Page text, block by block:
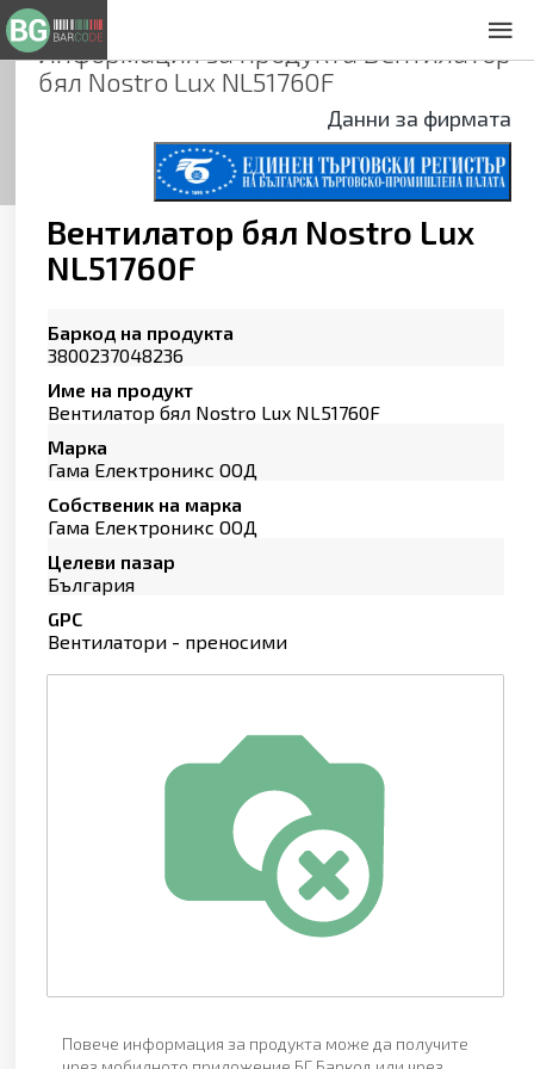
Информация за продуктаВентилатор
бял Nostro Lux NL51760F
Данни за фирмата
Вентилатор бял Nostro Lux
NL51760F
Баркод на продукта
3800237048236
Име на продукт
Вентилатор бял Nostro Lux NL51760F
Марка
Гама Електроникс ООД
Собственик на марка
Гама Електроникс ООД
Целеви пазар
България
GPC
Вентилатори - преносими
Повече информация за продукта може да получите
Общи условия
Декларация за проверителност
Заснемане на продукти
Контакти